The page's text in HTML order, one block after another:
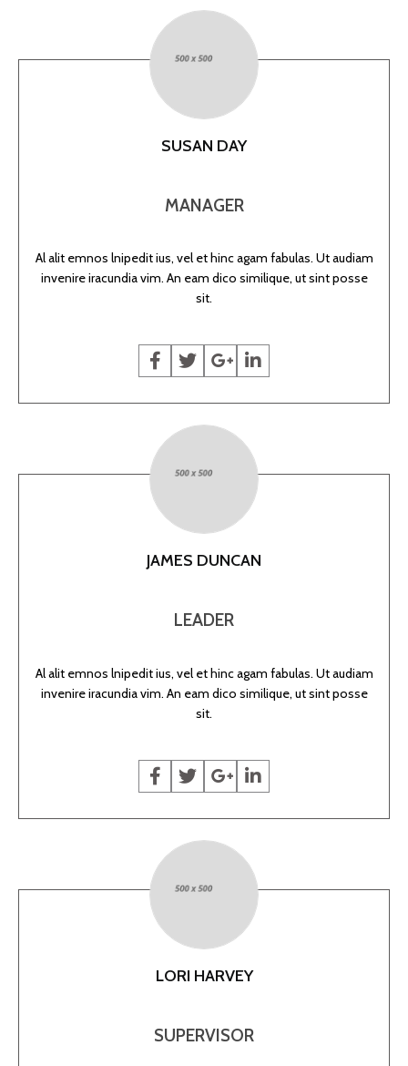
SUSAN DAY
MANAGER
Al alit emnos lnipedit ius, vel et hinc agam fabulas. Ut audiam
invenire iracundia vim. An eam dico similique, ut sint posse
sit.
JAMES DUNCAN
LEADER
Al alit emnos lnipedit ius, vel et hinc agam fabulas. Ut audiam
invenire iracundia vim. An eam dico similique, ut sint posse
sit.
LORI HARVEY
SUPERVISOR